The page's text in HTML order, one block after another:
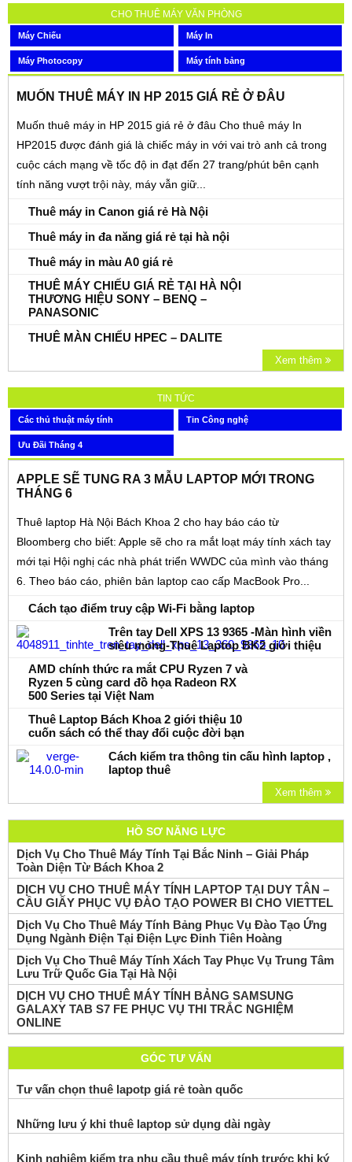
CHO THUÊ MÁY VĂN PHÒNG
Máy Chiếu Máy In
Máy Photocopy Máy tính bảng
MUỐN THUÊ MÁY IN HP 2015 GIÁ RẺ Ở ĐÂU
Muốn thuê máy in HP 2015 giá rẻ ở đâu Cho thuê máy In
HP2015 được đánh giá là chiếc máy in với vai trò anh cả trong
cuộc cách mạng về tốc độ in đạt đến 27 trang/phút bên cạnh
tính năng vượt trội này, máy vẫn giữ...
Thuê máy in Canon giá rẻ Hà Nội
Thuê máy in đa năng giá rẻ tại hà nội
Thuê máy in màu A0 giá rẻ
THUÊ MÁY CHIẾU GIÁ RẺ TẠI HÀ NỘI
THƯƠNG HIỆU SONY – BENQ –
PANASONIC
THUÊ MÀN CHIẾU HPEC – DALITE
Xem thêm
TIN TỨC
Các thủ thuật máy tính Tin Công nghệ
Ưu Đãi Tháng 4
APPLE SẼ TUNG RA 3 MẪU LAPTOP MỚI TRONG
THÁNG 6
Thuê laptop Hà Nội Bách Khoa 2 cho hay báo cáo từ
Bloomberg cho biết: Apple sẽ cho ra mắt loạt máy tính xách tay
mới tại Hội nghị các nhà phát triển WWDC của mình vào tháng
6. Theo báo cáo, phiên bản laptop cao cấp MacBook Pro...
Cách tạo điểm truy cập Wi-Fi bằng laptop
Trên tay Dell XPS 13 9365 -Màn hình viền
siêu mỏng-Thuê Laptop BK2 giới thiệu
AMD chính thức ra mắt CPU Ryzen 7 và
Ryzen 5 cùng card đồ họa Radeon RX
500 Series tại Việt Nam
Thuê Laptop Bách Khoa 2 giới thiệu 10
cuốn sách có thể thay đổi cuộc đời bạn
Cách kiểm tra thông tin cấu hình laptop ,
laptop thuê
Xem thêm
HỒ SƠ NĂNG LỰC
Dịch Vụ Cho Thuê Máy Tính Tại Bắc Ninh – Giải Pháp
Toàn Diện Từ Bách Khoa 2
DỊCH VỤ CHO THUÊ MÁY TÍNH LAPTOP TẠI DUY TÂN –
CẦU GIẤY PHỤC VỤ ĐÀO TẠO POWER BI CHO VIETTEL
Dịch Vụ Cho Thuê Máy Tính Bảng Phục Vụ Đào Tạo Ứng
Dụng Ngành Điện Tại Điện Lực Đinh Tiên Hoàng
Dịch Vụ Cho Thuê Máy Tính Xách Tay Phục Vụ Trung Tâm
Lưu Trữ Quốc Gia Tại Hà Nội
DỊCH VỤ CHO THUÊ MÁY TÍNH BẢNG SAMSUNG
GALAXY TAB S7 FE PHỤC VỤ THI TRẮC NGHIỆM
ONLINE
GÓC TƯ VẤN
Tư vấn chọn thuê lapotp giá rẻ toàn quốc
Những lưu ý khi thuê laptop sử dụng dài ngày
Kinh nghiệm kiểm tra nhu cầu thuê máy tính trước khi ký